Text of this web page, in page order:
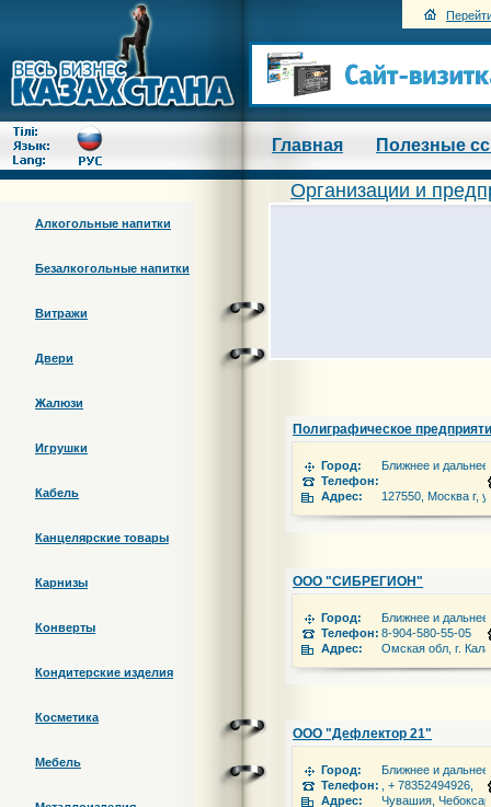
Главная Полезные
Алкогольные напитки
Безалкогольные напитки
Витражи
Двери
Жалюзи
Игрушки
Кабель
Канцелярские товары
Карнизы
Конверты
Кондитерские изделия
Косметика
Мебель
Организации и
Полиграфическое
Город:
Ближнее и
Телефон:
Адрес:
127550, Москва г,
ООО "СИБРЕГИОН"
Город:
Ближнее и
Телефон: 8-904-580-55-05
Адрес:
Омская обл, г.
ООО "Дефлектор 21"
Город:
Ближнее и
Телефон:
, + 78352494926,
Адрес:
Чувашия,